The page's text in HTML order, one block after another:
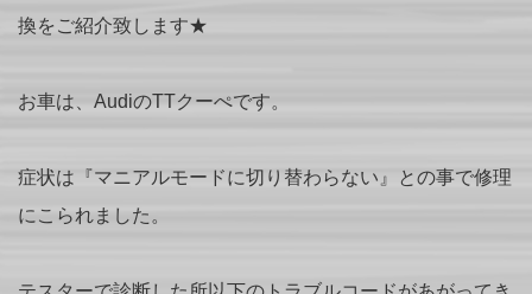
換をご紹介致します★
お車は、AudiのTTクーぺです。
症状は『マニアルモードに切り替わらない』との事で修理
にこられました。